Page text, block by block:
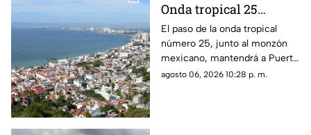
Onda tropical 25
desatará lluvias
intensas y tormentas
en Puerto Vallarta
El paso de la onda tropical
número 25, junto al monzón
mexicano, mantendrá a Puerto
Vallarta bajo un temporal de
agosto 06, 2026 10:28 p. m.